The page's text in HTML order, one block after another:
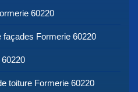
60220
façades Formerie 60220
toiture Formerie 60220